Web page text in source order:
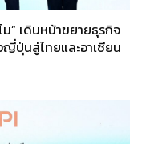
” เดินหน้าขยายธุรกิจ
ปุ่นสู่ไทยและอาเซียน